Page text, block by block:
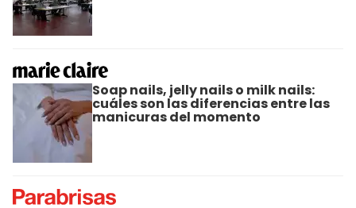
Soap nails, jelly nails o milk nails:
cuáles son las diferencias entre las
manicuras del momento